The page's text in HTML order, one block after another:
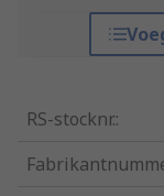
RS-stocknr.: